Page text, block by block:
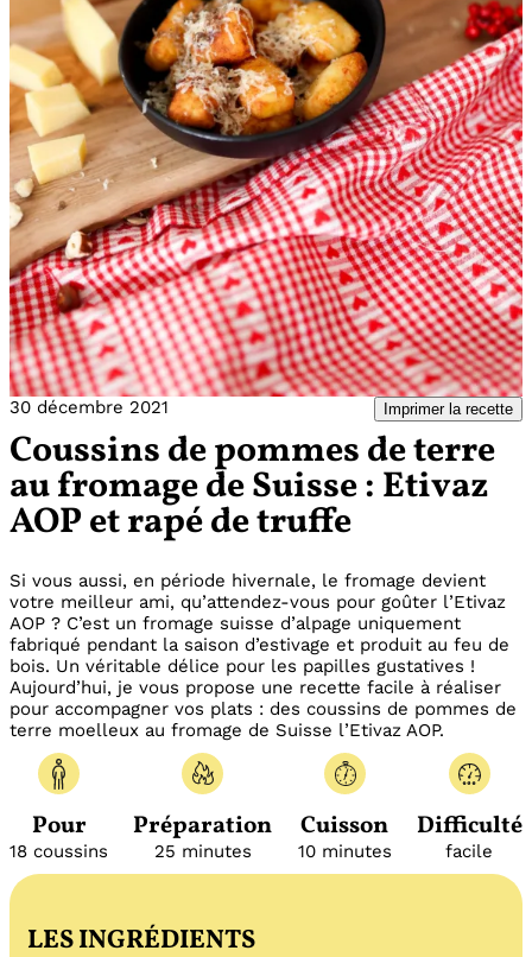
30 décembre 2021 Imprimer la recette
Coussins de pommes de terre
au fromage de Suisse : Etivaz
AOP et rapé de truffe
Si vous aussi, en période hivernale, le fromage devient
votre meilleur ami, qu’attendez-vous pour goûter l’Etivaz
AOP ? C’est un fromage suisse d’alpage uniquement
fabriqué pendant la saison d’estivage et produit au feu de
bois. Un véritable délice pour les papilles gustatives !
Aujourd’hui, je vous propose une recette facile à réaliser
pour accompagner vos plats : des coussins de pommes de
terre moelleux au fromage de Suisse l’Etivaz AOP.
Pour
18 coussins
Préparation
25 minutes
Cuisson
10 minutes
Difficulté
facile
LES INGRÉDIENTS